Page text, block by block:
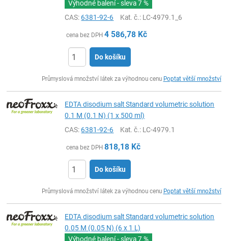
Výhodné balení - sleva7 %
CAS:6381-92-6 Kat. č.: LC-4979.1_6
cena bez DPH 4 586,78 Kč
Do košíku
Průmyslová množství látek za výhodnou cenu Poptat větší množství
EDTA disodium salt Standard volumetric solution
0.1 M (0.1 N) (1 x 500 ml)
CAS:6381-92-6 Kat. č.: LC-4979.1
cena bez DPH 818,18 Kč
Do košíku
Průmyslová množství látek za výhodnou cenu Poptat větší množství
EDTA disodium salt Standard volumetric solution
0.05 M (0.05 N) (6 x 1 L)
Výhodné balení - sleva7 %